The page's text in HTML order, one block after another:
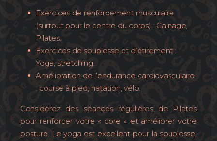
Exercices de renforcement musculaire
(surtout pour le centre du corps) : Gainage,
Pilates.
Exercices de souplesse et d’étirement :
Yoga, stretching.
Amélioration de l’endurance cardiovasculaire
: course à pied, natation, vélo.
Considérez des séances régulières de Pilates
pour renforcer votre « core » et améliorer votre
posture. Le yoga est excellent pour la souplesse,